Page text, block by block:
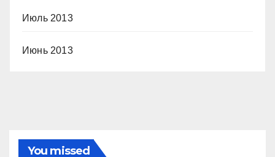
Июль 2013
Июнь 2013
You missed